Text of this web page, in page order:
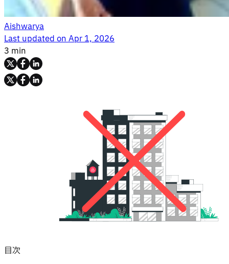
Aishwarya
Last updated onApr 1, 2026
3 min
目次